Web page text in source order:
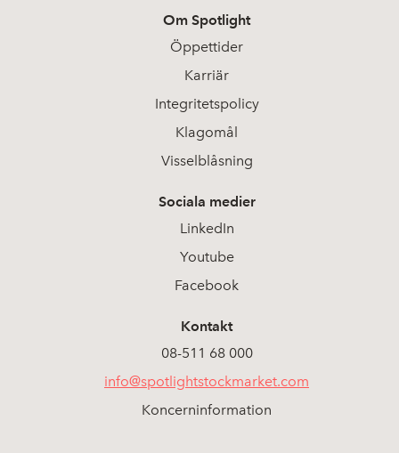
Om Spotlight
Öppettider
Karriär
Integritetspolicy
Klagomål
Visselblåsning
Sociala medier
LinkedIn
Youtube
Facebook
Kontakt
08-511 68 000
info@spotlightstockmarket.com
Koncerninformation